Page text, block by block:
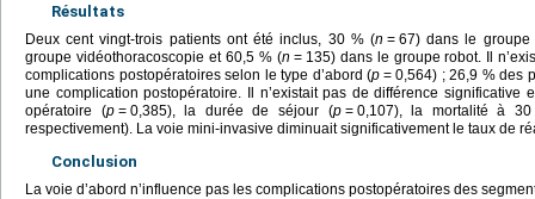
Résultats
Deux cent vingt-trois patients ont été inclus, 30 % (n = 67) dans le groupe
groupe vidéothoracoscopie et 60,5 % (n = 135) dans le groupe robot. Il
complications postopératoires selon le type d’abord (p = 0,564) ; 26,9 % des
une complication postopératoire. Il n’existait pas de différence significative
opératoire (p = 0,385), la durée de séjour (p = 0,107), la mortalité à
respectivement). La voie mini-invasive diminuait significativement le taux de
Conclusion
La voie d’abord n’influence pas les complications postopératoires des